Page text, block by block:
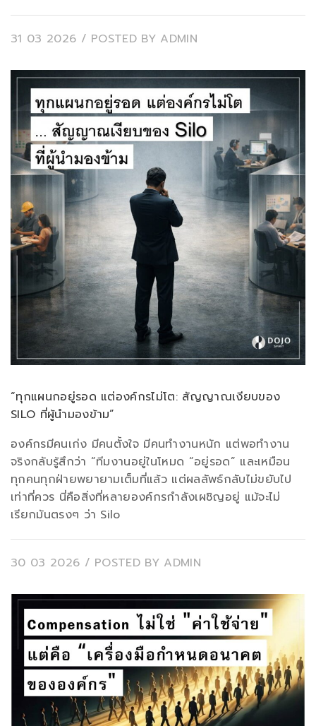
31 03 2026 / POSTED BY ADMIN
“ทุกแผนกอยู่รอด แต่องค์กรไม่โต: สัญญาณเงียบของ
SILO ที่ผู้นำมองข้าม”
องค์กรมีคนเก่ง มีคนตั้งใจ มีคนทำงานหนัก แต่พอทำงาน
จริงกลับรู้สึกว่า “ทีมงานอยู่ในโหมด “อยู่รอด” และเหมือน
ทุกคนทุกฝ่ายพยายามเต็มที่แล้ว แต่ผลลัพธ์กลับไม่ขยับไป
เท่าที่ควร นี่คือสิ่งที่หลายองค์กรกำลังเผชิญอยู่ แม้จะไม่
เรียกมันตรงๆ ว่า Silo
30 03 2026 / POSTED BY ADMIN